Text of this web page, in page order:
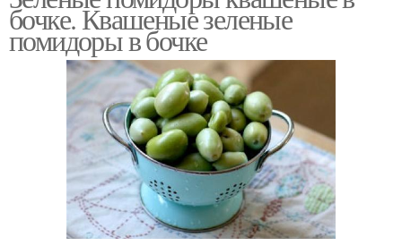
бочке. Квашеные зеленые
помидоры в бочке